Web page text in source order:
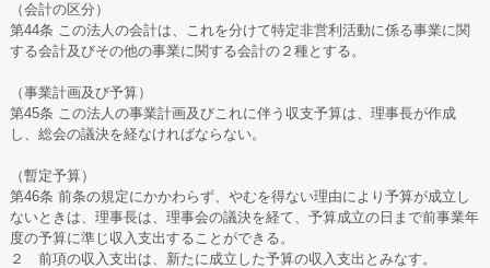
（会計の区分）
第44条 この法人の会計は、これを分けて特定非営利活動に係る事業に関
する会計及びその他の事業に関する会計の２種とする。
（事業計画及び予算）
第45条 この法人の事業計画及びこれに伴う収支予算は、理事長が作成
し、総会の議決を経なければならない。
（暫定予算）
第46条 前条の規定にかかわらず、やむを得ない理由により予算が成立し
ないときは、理事長は、理事会の議決を経て、予算成立の日まで前事業年
度の予算に準じ収入支出することができる。
２ 前項の収入支出は、新たに成立した予算の収入支出とみなす。